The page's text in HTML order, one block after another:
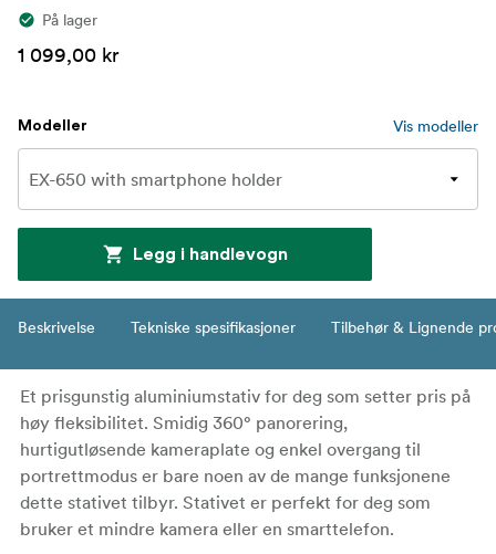
På lager
1 099,00 kr
Modeller Vis modeller
Legg i handlevogn
Beskrivelse Tekniske spesifikasjoner Tilbehør & Lignende
Et prisgunstig aluminiumstativ for deg som setter pris på
høy fleksibilitet. Smidig 360° panorering,
hurtigutløsende kameraplate og enkel overgang til
portrettmodus er bare noen av de mange funksjonene
dette stativet tilbyr. Stativet er perfekt for deg som
bruker et mindre kamera eller en smarttelefon.